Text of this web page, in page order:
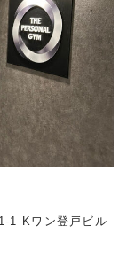
1 Kワン登戸ビル